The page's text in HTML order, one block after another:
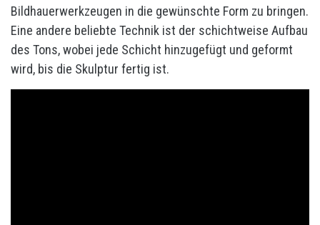
Bildhauerwerkzeugen in die gewünschte Form zu bringen.
Eine andere beliebte Technik ist der schichtweise Aufbau
des Tons, wobei jede Schicht hinzugefügt und geformt
wird, bis die Skulptur fertig ist.